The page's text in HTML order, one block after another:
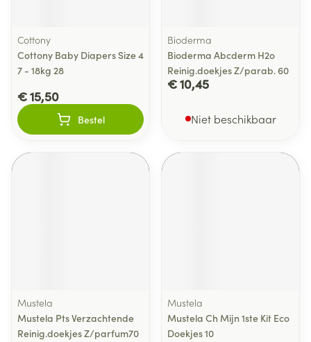
Cottony
Cottony Baby Diapers Size 4
7 - 18kg 28
€ 15,50
Bestel
Bioderma
Bioderma Abcderm H2o
Reinig.doekjes Z/parab. 60
€ 10,45
Niet beschikbaar
Mustela
Mustela Pts Verzachtende
Reinig.doekjes Z/parfum70
Mustela
Mustela Ch Mijn 1ste Kit Eco
Doekjes 10